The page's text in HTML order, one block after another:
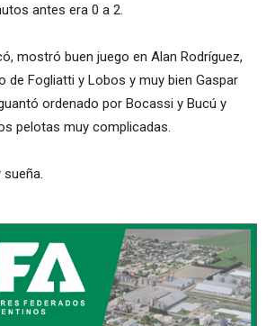
antes era 0 a 2.
mostró buen juego en Alan Rodríguez,
de Fogliatti y Lobos y muy bien Gaspar
ordenado por Bocassi y Bucú y
pelotas muy complicadas.
sueña.